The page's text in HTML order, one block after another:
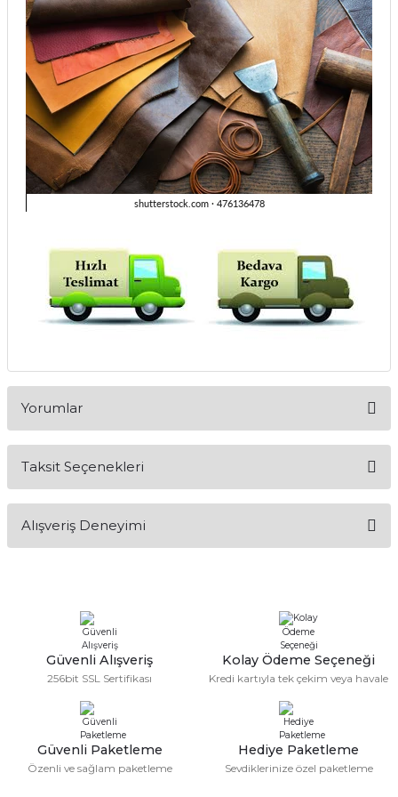
Yorumlar
Taksit Seçenekleri
Alışveriş Deneyimi
alışveriş oldu özellikle bekledigimden
iyi bir ürün geldi fiyatına göre mütiş
Serdar Keskin | 19/05/2026
gerçekten çok kaliteil ürün geldi bu
kordonu normal dışardan bir saatciye
taktırsam işciliği ile birlikte enaz 2,k
isterlerdi alacak arkadaşlar ölçülerini
etmesin
Güvenli Alışveriş
256bit SSL Sertifikası
Kolay Ödeme Seçeneği
Kredi kartıyla tek çekim veya havale
Güvenli Paketleme
Özenli ve sağlam paketleme
Hediye Paketleme
Sevdiklerinize özel paketleme